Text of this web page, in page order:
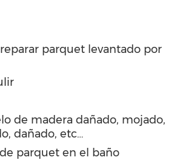
parquet levantado por
de madera dañado, mojado,
dañado, etc…
parquet en el baño